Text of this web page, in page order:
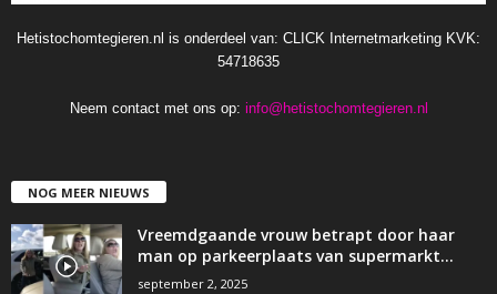
Hetistochomtegieren.nl is onderdeel van: CLICK Internetmarketing KVK:
54718635
Neem contact met ons op: info@hetistochomtegieren.nl
NOG MEER NIEUWS
Vreemdgaande vrouw betrapt door haar
man op parkeerplaats van supermarkt…
september 2, 2025